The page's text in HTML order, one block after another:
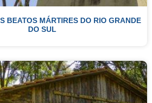
BEATOS MÁRTIRES DO RIO GRANDE
DO SUL